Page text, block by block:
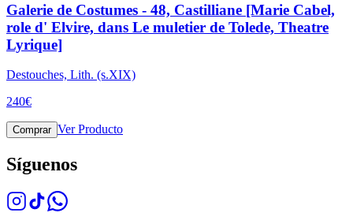
Galerie de Costumes - 48, Castilliane [Marie Cabel,
role d' Elvire, dans Le muletier de Tolede, Theatre
Lyrique]
Destouches, Lith. (s.XIX)
240€
Comprar Ver Producto
Síguenos